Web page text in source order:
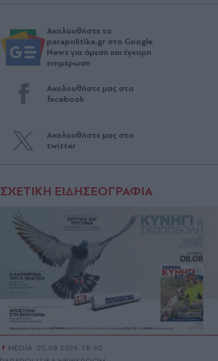
Ακολουθήστε το
parapolitika.gr στο Google
News για άμεση και έγκυρη
ενημέρωση
Ακολουθήστε μας στο
facebook
Ακολουθήστε μας στο
twitter
ΣΧΕΤΙΚΗ ΕΙΔΗΣΕΟΓΡΑΦΙΑ
MEDIA
05.08.2026 18:40